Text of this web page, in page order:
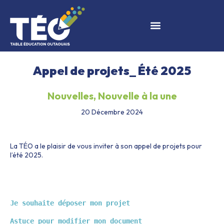
Appel de projets_ Été 2025
Nouvelles, Nouvelle à la une
20 Décembre 2024
La TÉO a le plaisir de vous inviter à son appel de projets pour
l’été 2025.
Je souhaite déposer mon projet
Astuce pour modifier mon document